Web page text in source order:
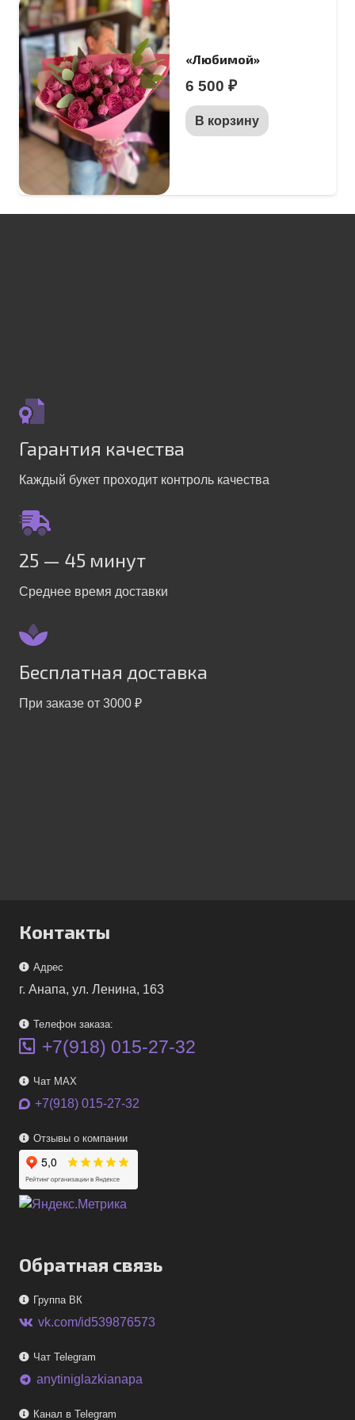
«Любимой»
6 500 ₽
В корзину
Гарантия качества
Каждый букет проходит контроль качества
25 — 45 минут
Среднее время доставки
Бесплатная доставка
При заказе от 3000 ₽
Контакты
Адрес
г. Анапа, ул. Ленина, 163
Телефон заказа:
+7(918) 015-27-32
Чат MAX
+7(918) 015-27-32
Отзывы о компании
Обратная связь
Группа ВК
vk.com/id539876573
Чат Telegram
telegram anytiniglazkianapa
Канал в Telegram